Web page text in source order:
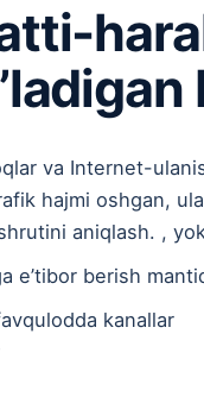
va Internet-
hajmi oshgan,
aniqlash. ,
e’tibor berish
kanallar